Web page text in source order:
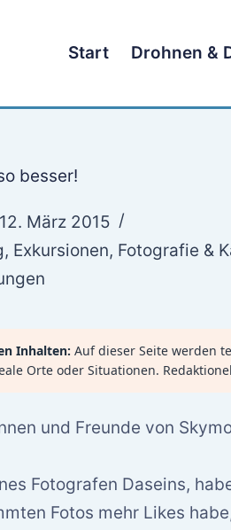
Start Drohnen &
besser!
12. März 2015
, Exkursionen, Fotografie &
Inhalten: Auf dieser Seite werden
Orte oder Situationen.
und Freunde von
Fotografen Daseins,
Fotos mehr Likes